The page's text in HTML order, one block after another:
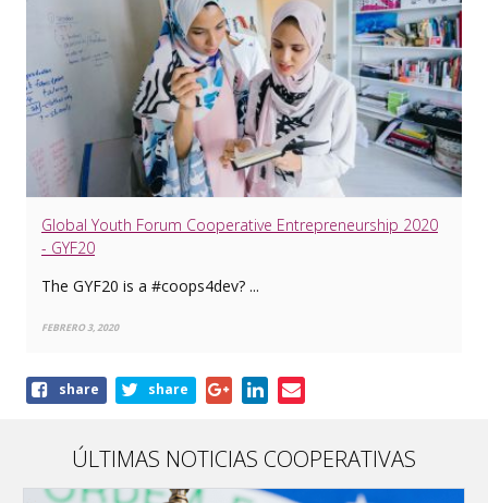
Global Youth Forum Cooperative Entrepreneurship 2020
- GYF20
The GYF20 is a #coops4dev? ...
FEBRERO 3, 2020
Shareshare share
ÚLTIMAS NOTICIAS COOPERATIVAS